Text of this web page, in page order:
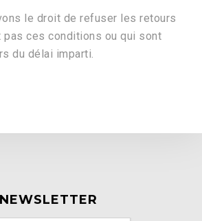
le droit de refuser les retours
pas ces conditions ou qui sont
du délai imparti.
NEWSLETTER